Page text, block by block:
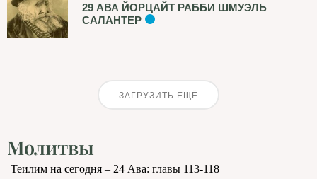
29 АВА ЙОРЦАЙТ РАББИ ШМУЭЛЬ
САЛАНТЕР
ЗАГРУЗИТЬ ЕЩЁ
Молитвы
Теилим на сегодня – 24 Ава: главы 113-118